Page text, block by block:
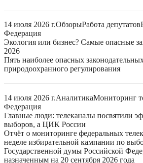
14 июля 2026 г.ОбзорыРабота депутатов
Федерация
Экология или бизнес? Самые опасные
2026
Пять наиболее опасных
природоохранного регулирования
14 июля 2026 г.АналитикаМониторинг
Федерация
Главные люди: телеканалы посвятили
выборов, а ЦИК России
Отчёт о мониторинге федеральных
неделе избирательной кампании по
Государственной думы Российской
назначенным на 20 сентября 2026 года